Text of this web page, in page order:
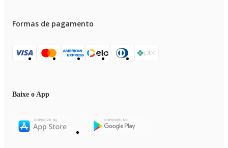
Formas de pagamento
Baixe o App